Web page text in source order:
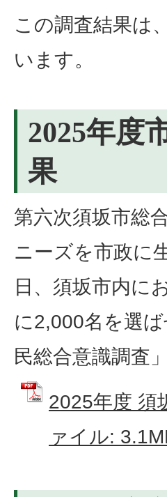
この調査結果は
います。
2025年度
果
第六次須坂市総
ニーズを市政に
日、須坂市内に
に2,000名を選
民総合意識調査
2025年度 須
ァイル: